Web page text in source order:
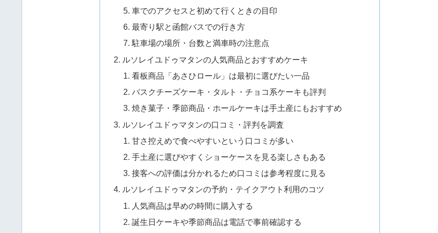
車でのアクセスと初めて行くときの目印
最寄り駅と函館バスでの行き方
駐車場の場所・台数と満車時の注意点
ルソレイユドゥマタンの人気商品とおすすめケーキ
看板商品「あさひロール」は最初に選びたい一品
バスクチーズケーキ・タルト・チョコ系ケーキも評判
焼き菓子・季節商品・ホールケーキは手土産にもおすすめ
ルソレイユドゥマタンの口コミ・評判を調査
甘さ控えめで食べやすいという口コミが多い
手土産に選びやすくショーケースを見る楽しさもある
接客への評価は分かれるため口コミは参考程度に見る
ルソレイユドゥマタンの予約・テイクアウト利用のコツ
人気商品は早めの時間に購入する
誕生日ケーキや季節商品は電話で事前確認する